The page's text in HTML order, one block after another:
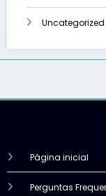
Uncategorized
Página inicial
Perguntas